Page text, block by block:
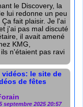
le Discovery, la
lui redonne un peu
fait plaisir. Je l'ai
j'ai pas mal discuté
il avait amené
KMG,
n'étaient pas ravi
vidéos: le site de
de fêtes
septembre 2025 20:57